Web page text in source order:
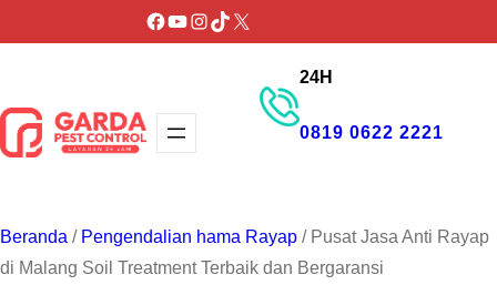
ke
Facebook
YouTube
Instagram
TikTok
X
24H
0819 0622 2221
Beranda / Pengendalian hama Rayap / Pusat Jasa Anti Rayap
di Malang Soil Treatment Terbaik dan Bergaransi